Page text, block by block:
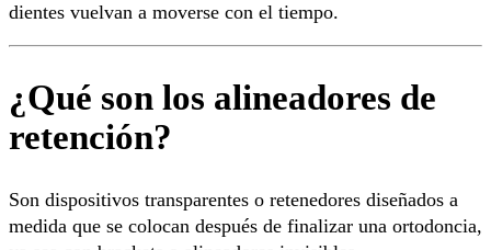
dientes vuelvan a moverse con el tiempo.
¿Qué son los alineadores de
retención?
Son dispositivos transparentes o retenedores diseñados a
medida que se colocan después de finalizar una ortodoncia,